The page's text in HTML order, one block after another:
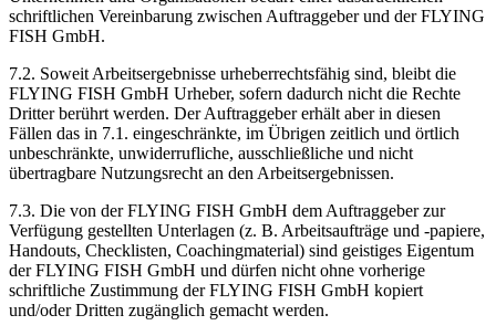
schriftlichen Vereinbarung zwischen Auftraggeber und der FLYING
FISH GmbH.
7.2. Soweit Arbeitsergebnisse urheberrechtsfähig sind, bleibt die
FLYING FISH GmbH Urheber, sofern dadurch nicht die Rechte
Dritter berührt werden. Der Auftraggeber erhält aber in diesen
Fällen das in 7.1. eingeschränkte, im Übrigen zeitlich und örtlich
unbeschränkte, unwiderrufliche, ausschließliche und nicht
übertragbare Nutzungsrecht an den Arbeitsergebnissen.
7.3. Die von der FLYING FISH GmbH dem Auftraggeber zur
Verfügung gestellten Unterlagen (z. B. Arbeitsaufträge und -papiere,
Handouts, Checklisten, Coachingmaterial) sind geistiges Eigentum
der FLYING FISH GmbH und dürfen nicht ohne vorherige
schriftliche Zustimmung der FLYING FISH GmbH kopiert
und/oder Dritten zugänglich gemacht werden.